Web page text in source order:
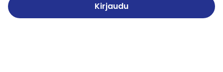
Kirjaudu